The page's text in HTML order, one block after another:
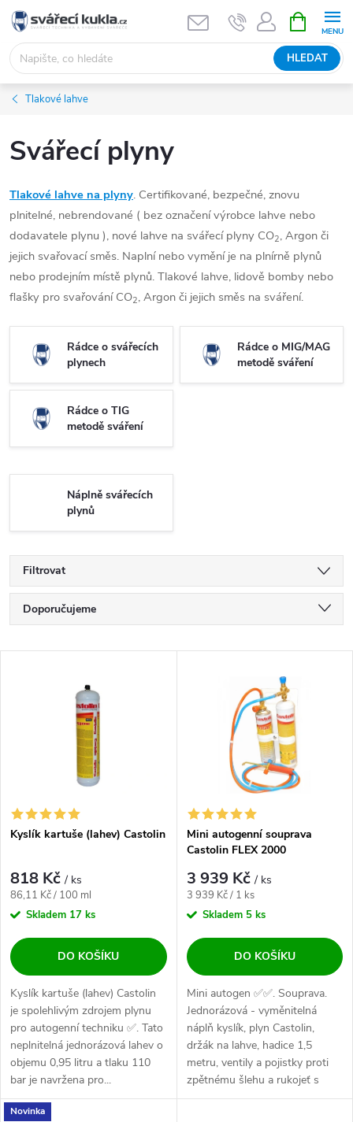
Přejít na obsah
HLEDAT
Tlakové lahve
Svářecí plyny
Tlakové lahve na plyny. Certifikované, bezpečné, znovu
plnitelné, nebrendované ( bez označení výrobce lahve nebo
dodavatele plynu ), nové lahve na svářecí plyny CO2, Argon či
jejich svařovací směs. Naplní nebo vymění je na plnírně plynů
nebo prodejním místě plynů. Tlakové lahve, lidově bomby nebo
flašky pro svařování CO2, Argon či jejich směs na sváření.
Rádce o svářecích
plynech
Rádce o MIG/MAG
metodě sváření
Rádce o TIG
metodě sváření
Náplně svářecích
plynů
Filtrovat
Řazení produktů
Doporučujeme
Nejprodávanější
Kyslík kartuše (lahev) Castolin
818 Kč/ ks
Měrná cena:
86,11 Kč / 100 ml
Skladem 17 ks
DO KOŠÍKU
Kyslík kartuše (lahev) Castolin
je spolehlivým zdrojem plynu
pro autogenní techniku ✅. Tato
neplnitelná jednorázová lahev o
objemu 0,95 litru a tlaku 110
bar je navržena pro...
Mini autogenní souprava
Castolin FLEX 2000
3 939 Kč/ ks
Měrná cena:
3 939 Kč / 1 ks
Skladem 5 ks
DO KOŠÍKU
Mini autogen ✅✅. Souprava.
Jednorázová - vyměnitelná
náplň kyslík, plyn Castolin,
držák na lahve, hadice 1,5
metru, ventily a pojistky proti
zpětnému šlehu a rukojeť s
hořáčkem....
Novinka